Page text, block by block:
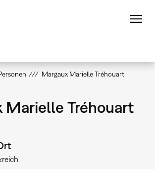
Margaux Marielle Tréhouart
Marielle Tréhouart